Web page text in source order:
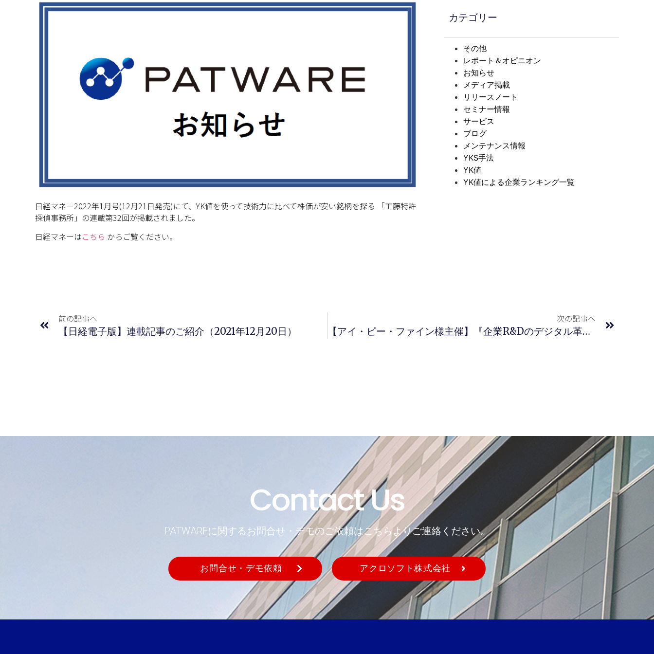
日経マネー2022年1月号(12月21日発売)にて、YK値を使って技術力に比べて株価が安い銘柄を探る 「工藤特許
探偵事務所」の連載第32回が掲載されました。
日経マネーはこちら からご覧ください。
カテゴリー
その他
レポート＆オピニオン
お知らせ
メディア掲載
リリースノート
セミナー情報
サービス
ブログ
メンテナンス情報
YKS手法
YK値
YK値による企業ランキング一覧
前の記事へ
【日経電子版】連載記事のご紹介（2021年12月20日）
次の記事へ
【アイ・ピー・ファイン様主催】『企業R&Dのデジタル革命「知財DXとAI」』に登壇しました。
Contact Us
PATWAREに関するお問合せ・デモのご依頼はこちらよりご連絡ください。
お問合せ・デモ依頼 アクロソフト株式会社